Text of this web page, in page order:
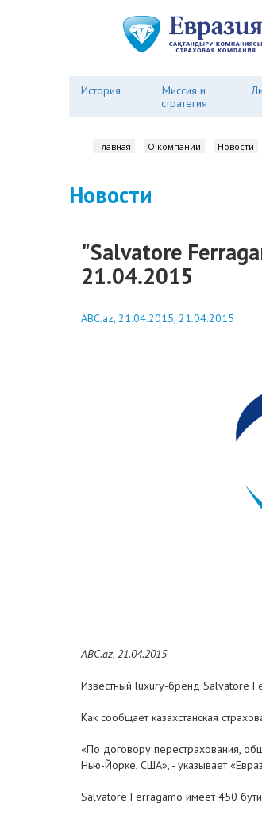
История
Миссия и
стратегия
Главная О компании Новости
Новости
"Salvatore
21.04.2015
ABC.az, 21.04.2015, 21.04.2015
ABC.az, 21.04.2015
Известный luxury-бренд Salvatore
Как сообщает казахстанская
«По договору перестрахования,
Нью-Йорке, США», - указывает
Salvatore Ferragamo имеет 450